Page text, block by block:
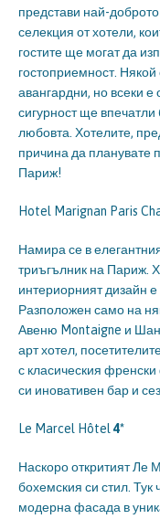
представи най-
селекция от хотели,
гостите ще могат да
гостоприемност. Някой
авангардни, но всеки
сигурност ще
любовта. Хотелите,
причина да планувате
Париж!
Hotel Marignan Paris
Намира се в
триъгълник на Париж.
интериорният дизайн
Разположен само на
Авеню Montaigne и
арт хотел,
с класическия
си иновативен бар и
Le Marcel Hôtel4*
Наскоро откритият Ле
бохемския си стил.
модерна фасада в